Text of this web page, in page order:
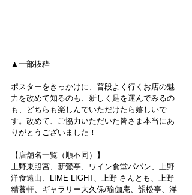
▲一部抜粋
ポスターをきっかけに、普段よく行くお店の魅
力を改めて知るのも、新しく足を運んでみるの
も、どちらも楽しんでいただけたら嬉しいで
す。改めて、ご協力いただいた皆さま本当にあ
りがとうございました！
【店舗名一覧（順不同）】
上野東照宮、新鶯亭、ワイン食堂パパン、上野
洋食遠山、LIME LIGHT、上野 さんとも、上野
精養軒、ギャラリー大久保/瑜伽庵、韻松亭、洋